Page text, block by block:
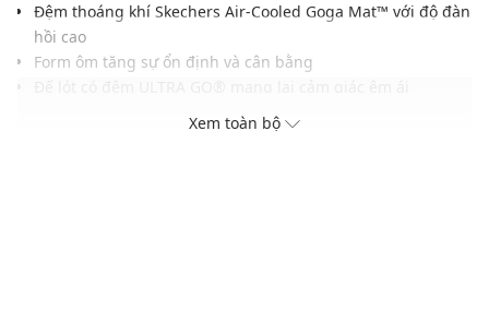
Đệm thoáng khí Skechers Air-Cooled Goga Mat™ với độ đàn
hồi cao
Form ôm tăng sự ổn định và cân bằng
Đệm mút Skechers® Soft Stride™ tăng thêm sự thoải mái
Gam màu hiện đại, dễ dàng phối với nhiều trang phục và
Xem toàn bộ